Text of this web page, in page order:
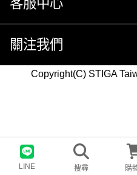
客服中心
關注我們
Copyright(C) STIGA
LINE 搜尋 購